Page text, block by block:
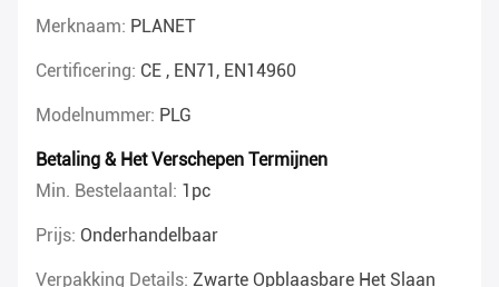
Merknaam: PLANET
Certificering: CE , EN71, EN14960
Modelnummer: PLG
Betaling & Het Verschepen Termijnen
Min. Bestelaantal: 1pc
Prijs: Onderhandelbaar
Verpakking Details: Zwarte Opblaasbare Het Slaan